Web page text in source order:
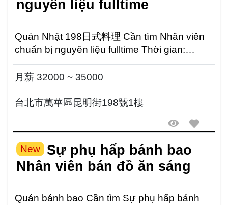
nguyên liệu fulltime
Quán Nhật 198日式料理 Cần tìm Nhân viên
chuẩn bị nguyên liệu fulltime Thời gian:
14:30-23:00 Lươn...
月薪 32000 ~ 35000
台北市萬華區昆明街198號1樓
New
Sự phụ hấp bánh bao
Nhân viên bán đồ ăn sáng
Quán bánh bao Cần tìm Sự phụ hấp bánh